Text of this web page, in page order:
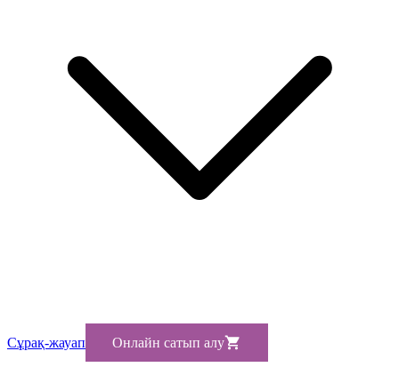
Сұрақ-жауап Онлайн сатып алу